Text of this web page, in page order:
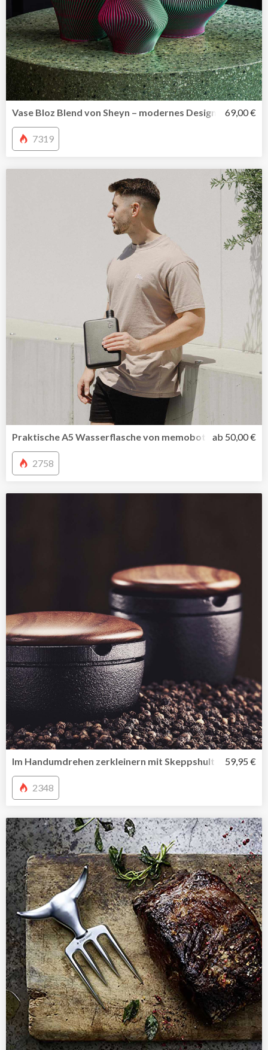
Vase Bloz Blend von Sheyn – modernes Design digital
69,00 €
7319
Praktische A5 Wasserflasche von memobottle jetzt auch
ab 50,00 €
2758
Im Handumdrehen zerkleinern mit Skeppshult 59,95 €
2348